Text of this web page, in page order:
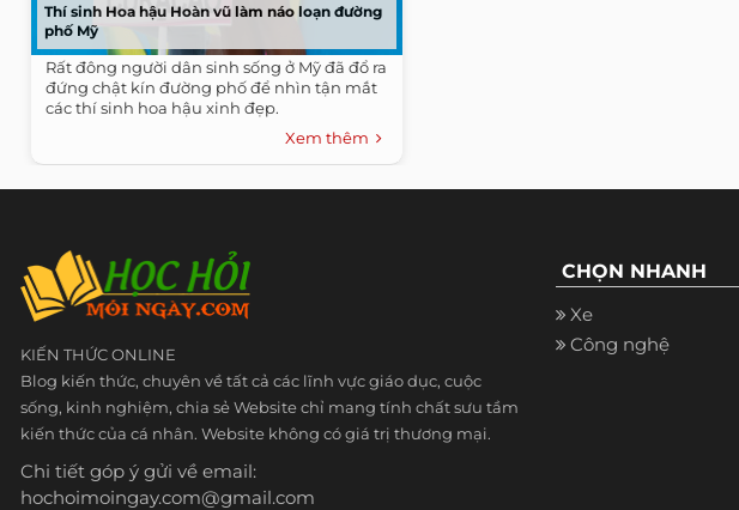
Thí sinh Hoa hậu Hoàn vũ làm náo loạn đường
phố Mỹ
Rất đông người dân sinh sống ở Mỹ đã đổ ra
đứng chật kín đường phố để nhìn tận mắt
các thí sinh hoa hậu xinh đẹp.
Xem thêm
KIẾN THỨC ONLINE
Blog kiến thức, chuyên về tất cả các lĩnh vực giáo dục, cuộc
sống, kinh nghiệm, chia sẻ Website chỉ mang tính chất sưu tầm
kiến thức của cá nhân. Website không có giá trị thương mại.
Chi tiết góp ý gửi về email:
hochoimoingay.com@gmail.com
CHỌN NHANH
Xe
Công nghệ